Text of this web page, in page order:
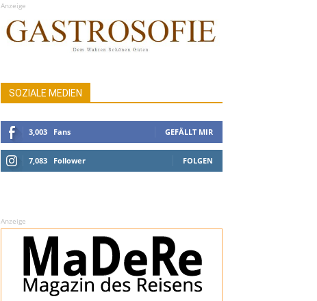
Anzeige
SOZIALE MEDIEN
3,003 Fans GEFÄLLT MIR
7,083 Follower FOLGEN
Anzeige